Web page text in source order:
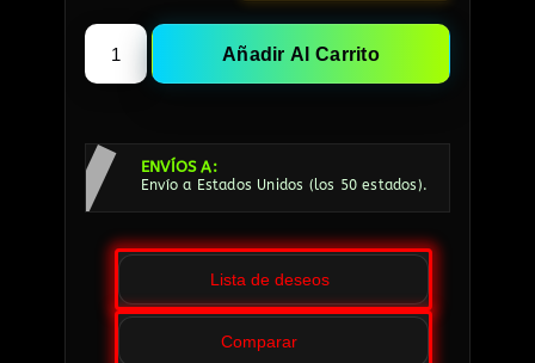
Añadir Al Carrito
ENVÍOS A:
Envío a Estados Unidos (los 50 estados).
Lista de deseos
Comparar